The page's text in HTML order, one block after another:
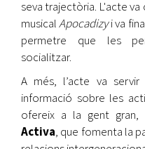
seva trajectòria. L'acte
musicalApocadizyi va
permetre que les
socialitzar.
A més, l’acte va
informació sobre les
ofereix a la gent gran,
Activa, que fomenta la